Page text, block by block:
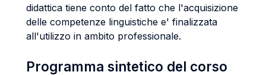
didattica tiene conto del fatto che l'acquisizione
delle competenze linguistiche e' finalizzata
all'utilizzo in ambito professionale.
Programma sintetico del corso